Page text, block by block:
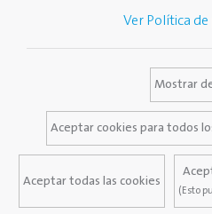
Sostenibilidad
Contacto
Ver Política
Mostrar
Aceptar cookies para todos
Aceptar todas las cookies
(Esto